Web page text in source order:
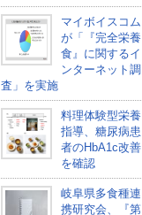
マイボイスコム
が「『完全栄養
食』に関するイ
ンターネット調
査」を実施
料理体験型栄養
指導、糖尿病患
者のHbA1c改善
を確認
岐阜県多食種連
携研究会、『第